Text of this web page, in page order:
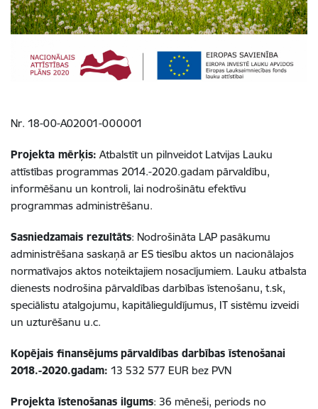
Nr. 18-00-A02001-000001
Projekta mērķis: Atbalstīt un pilnveidot Latvijas Lauku
attīstības programmas 2014.-2020.gadam pārvaldību,
informēšanu un kontroli, lai nodrošinātu efektīvu
programmas administrēšanu.
Sasniedzamais rezultāts: Nodrošināta LAP pasākumu
administrēšana saskaņā ar ES tiesību aktos un nacionālajos
normatīvajos aktos noteiktajiem nosacījumiem. Lauku atbalsta
dienests nodrošina pārvaldības darbības īstenošanu, t.sk,
speciālistu atalgojumu, kapitālieguldījumus, IT sistēmu izveidi
un uzturēšanu u.c.
Kopējais finansējums pārvaldības darbības īstenošanai
2018.-2020.gadam: 13 532 577 EUR bez PVN
Projekta īstenošanas ilgums: 36 mēneši, periods no